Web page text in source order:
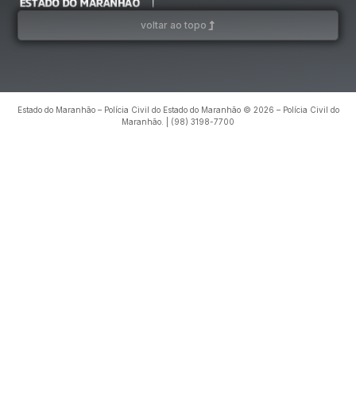
voltar ao topo
Estado do Maranhão – Polícia Civil do Estado do Maranhão © 2026 – Polícia Civil do
Maranhão. | (98) 3198-7700